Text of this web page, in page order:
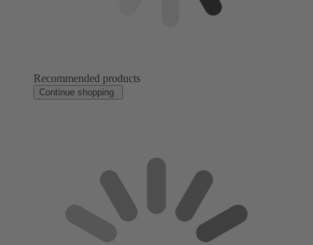
Recommended products
Continue shopping